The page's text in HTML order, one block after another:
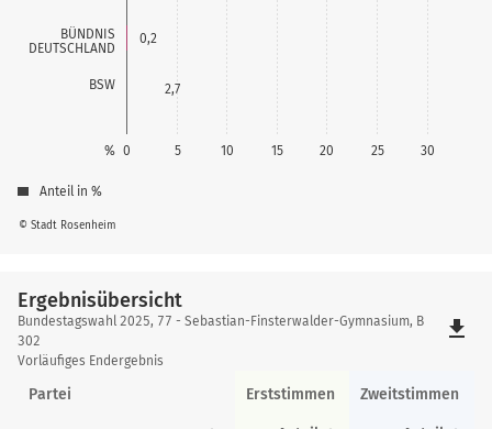
BÜNDNIS
DEUTSCHLAND
BSW
0 5 10 15 20 25 30
%
0,2
2,7
© Stadt Rosenheim
Anteil in %
Ergebnisübersicht
Ergebnisübersicht
Bundestagswahl 2025, 77 - Sebastian-Finsterwalder-Gymnasium, B
302
Vorläufiges Endergebnis
file_download
Partei Erststimmen Zweitstimmen